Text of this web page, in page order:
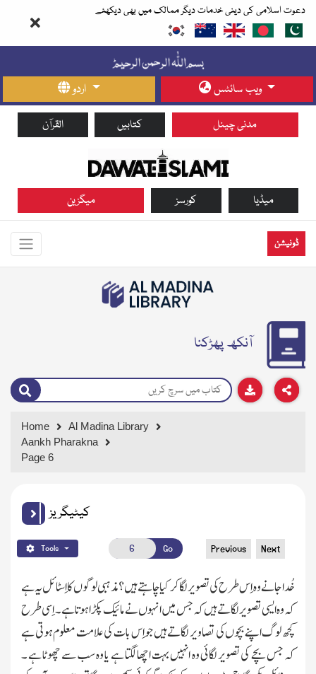
دعوت اسلامی کی دینی خدمات دیگر ممالک میں بھی دیکھئے
اردو ویب سائٹس
القرآن کتابیں مدنی چینل
میگزین کورسز میڈیا
ڈونیشن
آنکھ پھڑکنا
Home
Al Madina Library
Aankh Pharakna
Page 6
کیٹیگریز
Tools Go Previous Next
خُدا جانے وہ اِس طرح کی تصویر لگا کر کىا چاہتے ہیں؟مذہبی لوگوں کا اِسٹائل یہ ہے
کہ وہ ایسی تصویر لگاتے ہیں کہ جس میں انہوں نے مائیک پکڑا ہوتا ہے ۔ اِسی طرح
کچھ لوگ اپنے بچوں کی تصاویر لگاتے ہیں جو اِس بات کی علامت معلوم ہوتی ہے
کہ جس بچے کی تصویر لگائی وہ انہیں بہت اچھا لگتا ہے یا وہ سب سے چھوٹا ہے ۔